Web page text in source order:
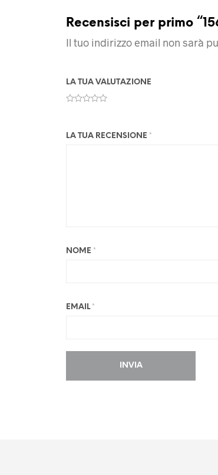
Recensisci per primo
Il tuo indirizzo email non sarà
LA TUA VALUTAZIONE
LA TUA RECENSIONE *
NOME *
EMAIL *